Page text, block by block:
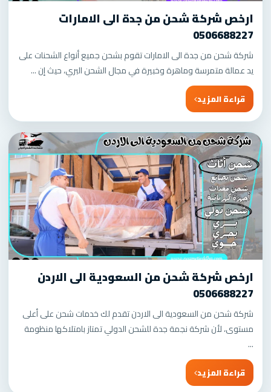
ارخص شركة شحن من جدة الى الامارات
0506688227
شركة شحن من جدة الى الامارات تقوم بشحن جميع أنواع الشحنات على
يد عمالة متمرسة وماهرة وخبيرة في مجال الشحن البري، حيث إن ...
قراءة المزيد
ارخص شركة شحن من السعودية الى الاردن
0506688227
شركة شحن من السعودية الى الاردن تقدم لك خدمات شحن على أعلى
مستوى، لأن شركة نجمة جدة للشحن الدولي تمتاز بامتلاكها منظومة
...
قراءة المزيد